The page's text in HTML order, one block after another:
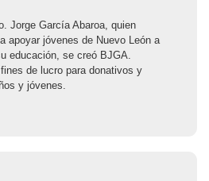
Jorge García Abaroa, quien
apoyar jóvenes de Nuevo León a
educación, se creó BJGA.
de lucro para donativos y
y jóvenes.